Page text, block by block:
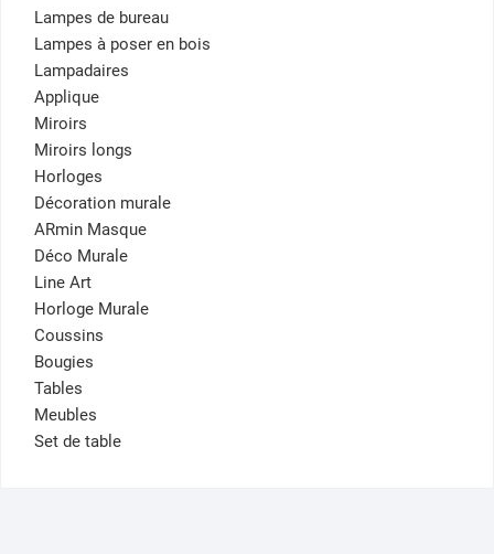
Lampes de bureau
Lampes à poser en bois
Lampadaires
Applique
Miroirs
Miroirs longs
Horloges
Décoration murale
ARmin Masque
Déco Murale
Line Art
Horloge Murale
Coussins
Bougies
Tables
Meubles
Set de table